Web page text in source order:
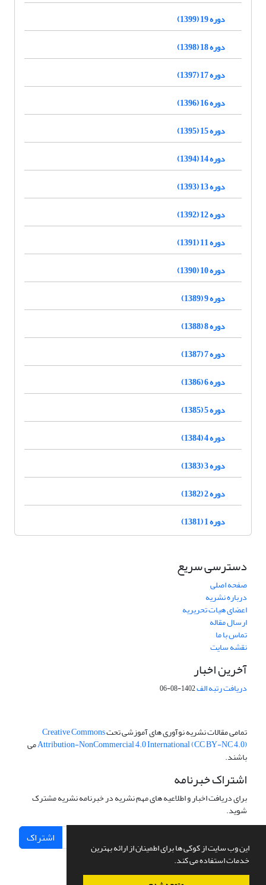
این وب سایت از کوکی ها برای اطمینان از ارائه بهترین
خدمات استفاده می کند.
دوره 19 (1399)
دوره 18 (1398)
دوره 17 (1397)
دوره 16 (1396)
دوره 15 (1395)
دوره 14 (1394)
دوره 13 (1393)
دوره 12 (1392)
دوره 11 (1391)
دوره 10 (1390)
دوره 9 (1389)
دوره 8 (1388)
دوره 7 (1387)
دوره 6 (1386)
دوره 5 (1385)
دوره 4 (1384)
دوره 3 (1383)
دوره 2 (1382)
دوره 1 (1381)
دسترسی سریع
صفحه اصلی
درباره نشریه
اعضای هیات تحریریه
ارسال مقاله
تماس با ما
نقشه سایت
آخرین اخبار
دریافت رتبه الف1402-08-06
تمامی مقالات نشریه نوآوری های آموزشی تحتCreative Commons
Attribution-NonCommercial 4.0 International (CC BY-NC 4.0)می
باشند.
اشتراک خبرنامه
برای دریافت اخبار و اطلاعیه های مهم نشریه در خبرنامه نشریه مشترک
شوید.
اشتراک